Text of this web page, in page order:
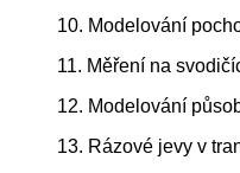
10. Modelování
11. Měření na
12. Modelování
13. Rázové jevy v